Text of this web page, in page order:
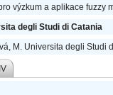
výzkum a aplikace fuzzy
degli Studi di Catania
M. Universita degli Studi